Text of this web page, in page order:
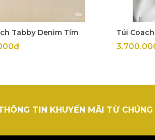
Tabby Denim Tím Túi
TIN KHUYẾN MÃI TỪ